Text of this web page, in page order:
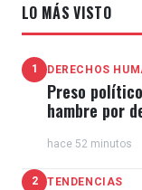
LO MÁS VISTO
1 DERECHOS
Preso
hambre por
hace 52 minutos
2 TENDENCIAS